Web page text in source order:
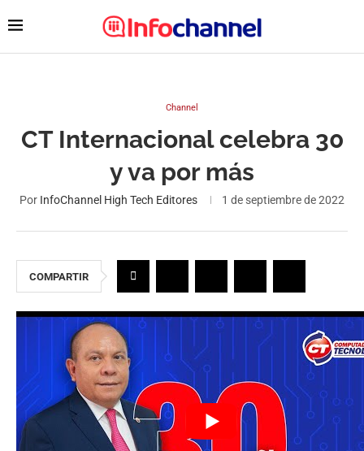
Channel
CT Internacional celebra 30
y va por más
Por InfoChannel High Tech Editores 1 de septiembre de 2022
COMPARTIR